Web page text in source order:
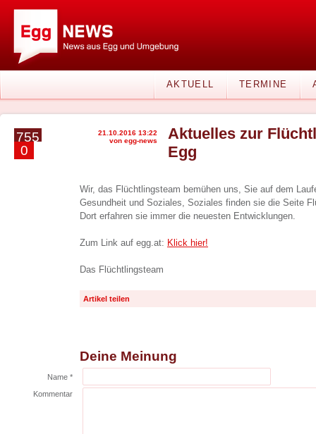
AKTUELL TERMINE
755
0
21.10.2016 13:22
von egg-news
Aktuelles zur
Egg
Wir, das Flüchtlingsteam bemühen uns, Sie auf dem
Gesundheit und Soziales, Soziales finden sie die Seite
Dort erfahren sie immer die neuesten Entwicklungen.
Zum Link auf egg.at: Klick hier!
Das Flüchtlingsteam
Artikel teilen
Deine Meinung
Name *
Kommentar